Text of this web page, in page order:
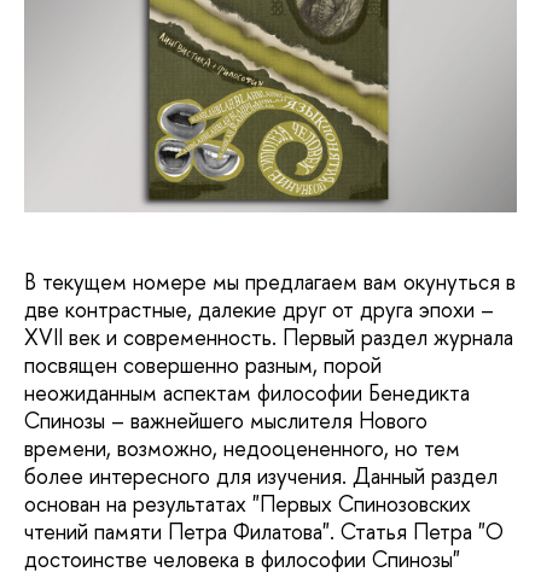
В текущем номере мы предлагаем вам окунуться в
две контрастные, далекие друг от друга эпохи –
XVII век и современность. Первый раздел журнала
посвящен совершенно разным, порой
неожиданным аспектам философии Бенедикта
Спинозы – важнейшего мыслителя Нового
времени, возможно, недооцененного, но тем
более интересного для изучения. Данный раздел
основан на результатах "Первых Спинозовских
чтений памяти Петра Филатова". Статья Петра "О
достоинстве человека в философии Спинозы"